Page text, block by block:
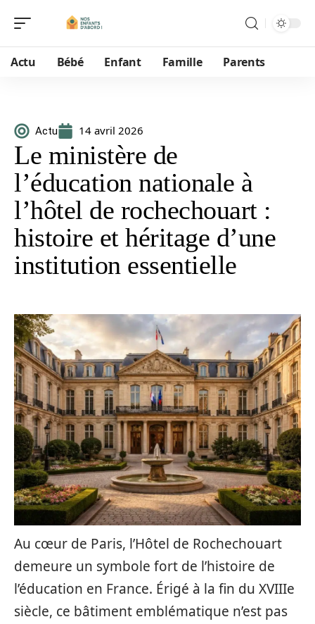
Actu Bébé Enfant Famille Parents
Actu 14 avril 2026
Le ministère de
l’éducation nationale à
l’hôtel de rochechouart :
histoire et héritage d’une
institution essentielle
Au cœur de Paris, l’Hôtel de Rochechouart
demeure un symbole fort de l’histoire de
l’éducation en France. Érigé à la fin du XVIIIe
siècle, ce bâtiment emblématique n’est pas